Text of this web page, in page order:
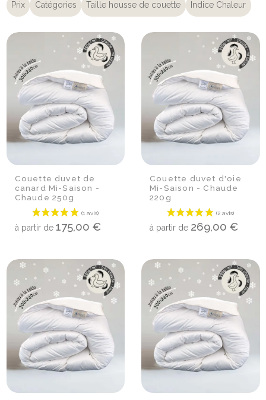
Prix Catégories Taille housse de couette Indice Chaleur
Couette duvet de
canard Mi-Saison -
Chaude 250g
à partir de 175,00 €
Couette duvet d'oie
Mi-Saison - Chaude
220g
à partir de 269,00 €